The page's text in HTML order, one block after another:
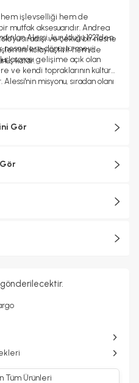
hem işlevselliği hem de
mutfak aksesuarıdır. Andrea
sıradışı ve çekici bir nesne
kolaylaştırır hem de
katar.
Alessi, kurulduğu 1921'den
nesnelere dönüştürmeyi
gelişime açık olan
ve kendi topraklarının kültürel
misyonu, sıradan olanı
ve kalitenin kültürel ve
üretilmektedir. Tasarım
karmaşıklığı ile
Gör
Tüm Ürünleri